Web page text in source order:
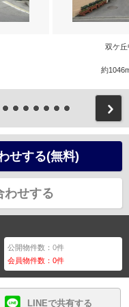
双ケ丘
約
せする(無料)
わせする
公開物件数：0件
会員物件数：0件
LINEで共有する